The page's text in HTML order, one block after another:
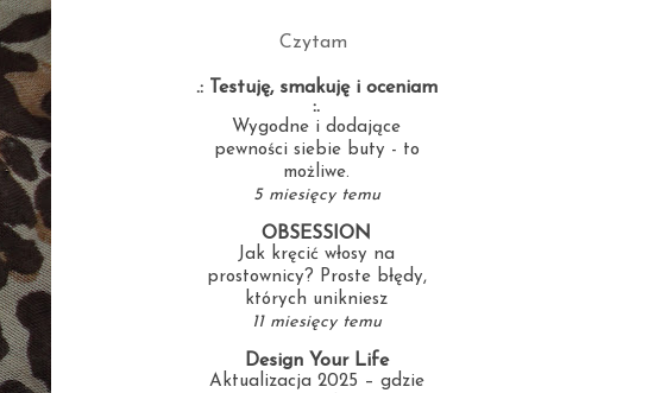
Czytam
.: Testuję, smakuję i oceniam
:.
Wygodne i dodające
pewności siebie buty - to
możliwe.
5 miesięcy temu
OBSESSION
Jak kręcić włosy na
prostownicy? Proste błędy,
których unikniesz
11 miesięcy temu
Design Your Life
Aktualizacja 2025 – gdzie